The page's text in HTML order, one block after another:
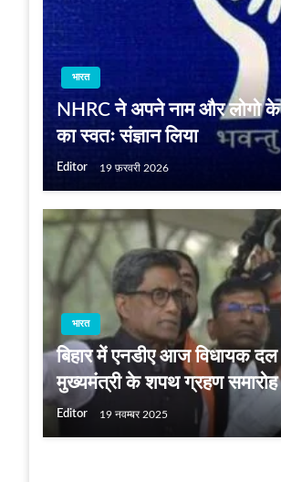
भारत
NHRC ने अपने नाम और लोगो के
का स्वतः संज्ञान लिया
Editor 19 फ़रवरी 2026
भारत
बिहार में एनडीए आज विधायक
मुख्यमंत्री के शपथ ग्रहण समारोह
Editor 19 नवम्बर 2025